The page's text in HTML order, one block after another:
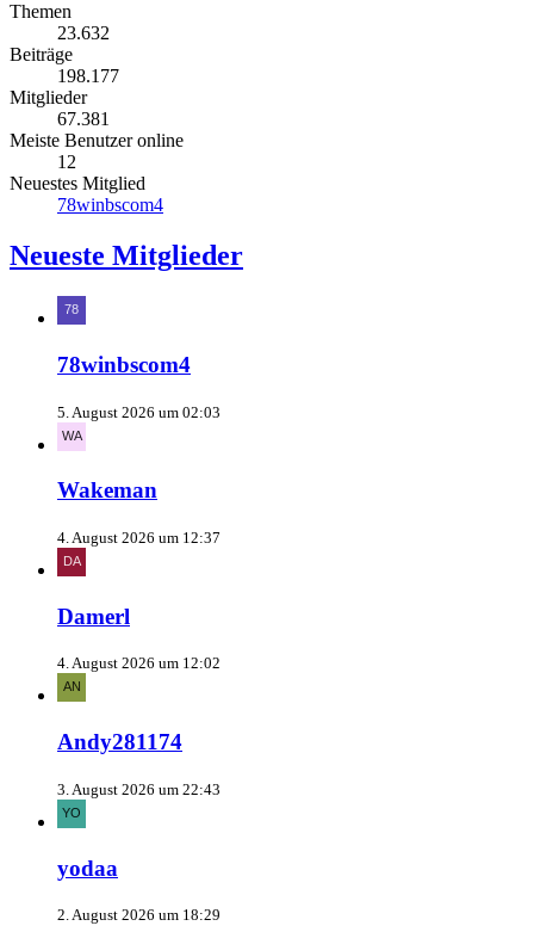
Themen
23.632
Beiträge
198.177
Mitglieder
67.381
Meiste Benutzer online
12
Neuestes Mitglied
78winbscom4
Neueste Mitglieder
78winbscom4
5. August 2026 um 02:03
Wakeman
4. August 2026 um 12:37
Damerl
4. August 2026 um 12:02
Andy281174
3. August 2026 um 22:43
yodaa
2. August 2026 um 18:29